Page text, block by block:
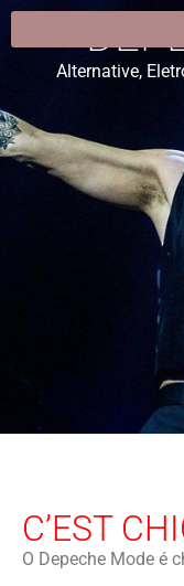
Alternative,
C’EST
O Depeche Mode é